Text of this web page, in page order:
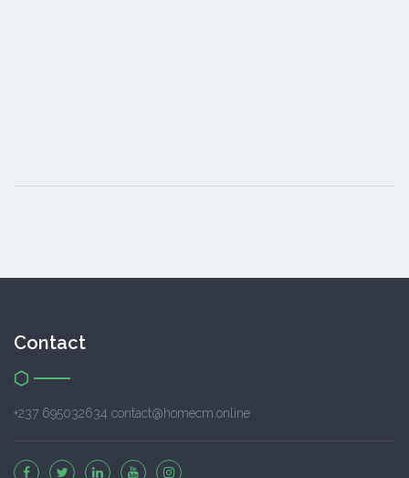
Contact
+237 695032634 contact@homecm.online